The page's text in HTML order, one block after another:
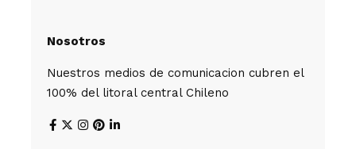
Nosotros
Nuestros medios de comunicacion cubren el
100% del litoral central Chileno